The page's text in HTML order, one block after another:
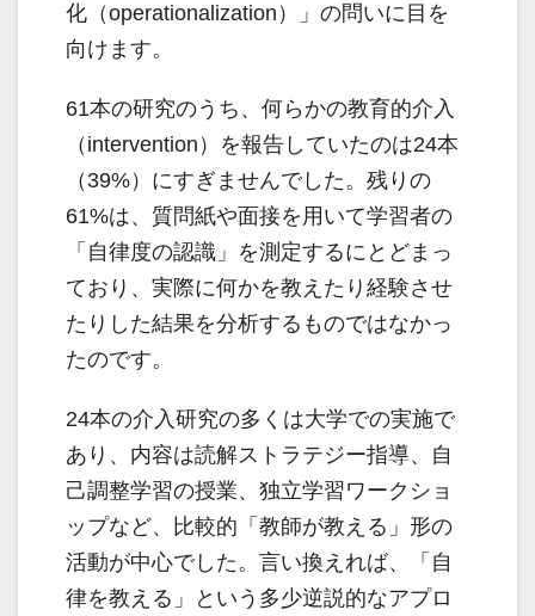
化（operationalization）」の問いに目を
向けます。
61本の研究のうち、何らかの教育的介入
（intervention）を報告していたのは24本
（39%）にすぎませんでした。残りの
61%は、質問紙や面接を用いて学習者の
「自律度の認識」を測定するにとどまっ
ており、実際に何かを教えたり経験させ
たりした結果を分析するものではなかっ
たのです。
24本の介入研究の多くは大学での実施で
あり、内容は読解ストラテジー指導、自
己調整学習の授業、独立学習ワークショ
ップなど、比較的「教師が教える」形の
活動が中心でした。言い換えれば、「自
律を教える」という多少逆説的なアプロ